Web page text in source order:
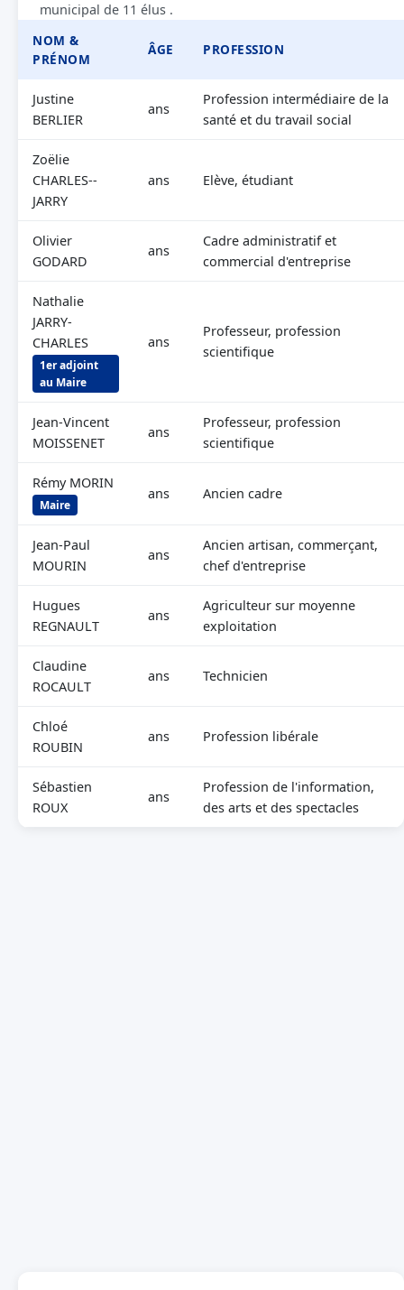
municipal de 11 élus .
NOM &
PRÉNOM
ÂGE PROFESSION
Justine
BERLIER
ans
Profession intermédiaire de la
santé et du travail social
Zoëlie
CHARLES--
JARRY
ans Elève, étudiant
Olivier
GODARD
ans
Cadre administratif et
commercial d'entreprise
Nathalie
JARRY-
CHARLES
1er adjoint
au Maire
ans
Professeur, profession
scientifique
Jean-Vincent
MOISSENET
ans
Professeur, profession
scientifique
Rémy MORIN
Maire
ans Ancien cadre
Jean-Paul
MOURIN
ans
Ancien artisan, commerçant,
chef d'entreprise
Hugues
REGNAULT
ans
Agriculteur sur moyenne
exploitation
Claudine
ROCAULT
ans Technicien
Chloé
ROUBIN
ans Profession libérale
Sébastien
ROUX
ans
Profession de l'information,
des arts et des spectacles